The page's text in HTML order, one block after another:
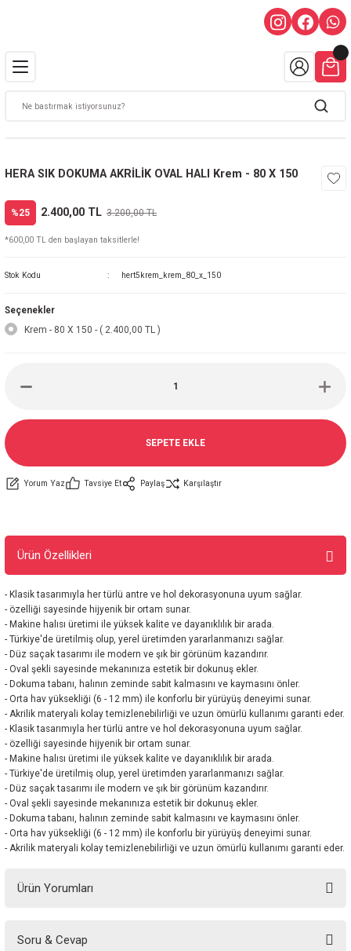
HERA SIK DOKUMA AKRİLİK OVAL HALI Krem - 80 X 150
%25 2.400,00 TL 3.200,00 TL
*600,00 TL den başlayan taksitlerle!
Stok Kodu hert5krem_krem_80_x_150
Seçenekler
Krem - 80 X 150 - ( 2.400,00 TL )
SEPETE EKLE
Yorum Yaz Tavsiye Et Paylaş Karşılaştır
Ürün Özellikleri
- Klasik tasarımıyla her türlü antre ve hol dekorasyonuna uyum sağlar.
- özelliği sayesinde hijyenik bir ortam sunar.
- Makine halısı üretimi ile yüksek kalite ve dayanıklılık bir arada.
- Türkiye'de üretilmiş olup, yerel üretimden yararlanmanızı sağlar.
- Düz saçak tasarımı ile modern ve şık bir görünüm kazandırır.
- Oval şekli sayesinde mekanınıza estetik bir dokunuş ekler.
- Dokuma tabanı, halının zeminde sabit kalmasını ve kaymasını önler.
- Orta hav yüksekliği (6 - 12 mm) ile konforlu bir yürüyüş deneyimi sunar.
- Akrilik materyali kolay temizlenebilirliği ve uzun ömürlü kullanımı garanti eder.
- Klasik tasarımıyla her türlü antre ve hol dekorasyonuna uyum sağlar.
- özelliği sayesinde hijyenik bir ortam sunar.
- Makine halısı üretimi ile yüksek kalite ve dayanıklılık bir arada.
- Türkiye'de üretilmiş olup, yerel üretimden yararlanmanızı sağlar.
- Düz saçak tasarımı ile modern ve şık bir görünüm kazandırır.
- Oval şekli sayesinde mekanınıza estetik bir dokunuş ekler.
- Dokuma tabanı, halının zeminde sabit kalmasını ve kaymasını önler.
- Orta hav yüksekliği (6 - 12 mm) ile konforlu bir yürüyüş deneyimi sunar.
- Akrilik materyali kolay temizlenebilirliği ve uzun ömürlü kullanımı garanti eder.
Ürün Yorumları
Soru & Cevap